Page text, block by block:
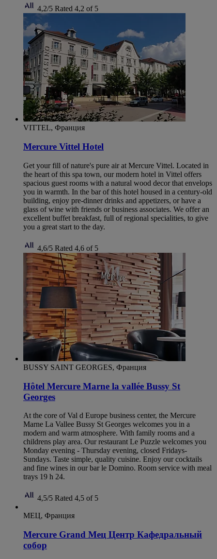
4,2/5 Rated 4,2 of 5
VITTEL, Франция
Mercure Vittel Hotel
Get your fill of nature's pure air at Mercure Vittel. Located in
the heart of this spa town, our modern hotel in Vittel offers
spacious guest rooms with a natural wood decor that envelops
you in warmth. In the bar of this hotel housed in a century-old
building, enjoy pre-dinner drinks and appetizers, or have a
glass of wine with friends or business associates. We offer an
excellent buffet breakfast, full of regional specialities, to give
you a great start to the day.
4,6/5 Rated 4,6 of 5
BUSSY SAINT GEORGES, Франция
Hôtel Mercure Marne la vallée Bussy St
Georges
At the core of Val d Europe business center, the Mercure
Marne La Vallee Bussy St Georges welcomes you in a
modern and warm atmosphere. With family rooms and a
childrens play area. Our restaurant Le Puzzle welcomes you
Monday evening - Thursday evening, closed Fridays-
Sundays. Taste simple, quality cuisine. Enjoy our cocktails
and fine wines in our bar le Domino. Room service with meal
trays 19 h 24.
4,5/5 Rated 4,5 of 5
МЕЦ, Франция
Mercure Grand Мец Центр Кафедральный
собор